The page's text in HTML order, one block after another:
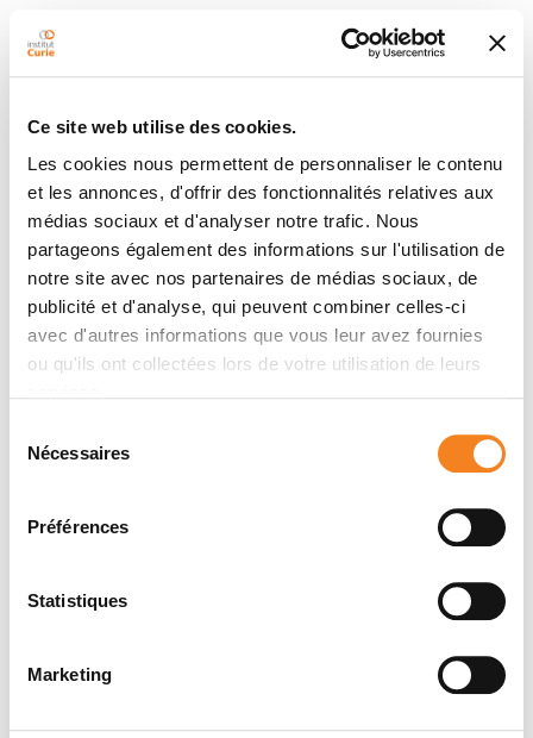
Ce site web utilise des cookies.
Les cookies nous permettent de personnaliser le contenu
et les annonces, d'offrir des fonctionnalités relatives aux
médias sociaux et d'analyser notre trafic. Nous
partageons également des informations sur l'utilisation de
notre site avec nos partenaires de médias sociaux, de
publicité et d'analyse, qui peuvent combiner celles-ci
avec d'autres informations que vous leur avez fournies
ou qu'ils ont collectées lors de votre utilisation de leurs
Nécessaires
Préférences
Statistiques
Marketing